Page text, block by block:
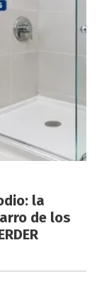
la
de los